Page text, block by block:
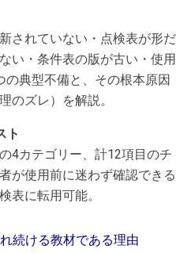
されていない・点検表が形だ
い・条件表の版が古い・使用
の典型不備と、その根本原因
のズレ）を解説。
ト
4カテゴリー、計12項目のチ
が使用前に迷わず確認できる
表に転用可能。
続ける教材である理由